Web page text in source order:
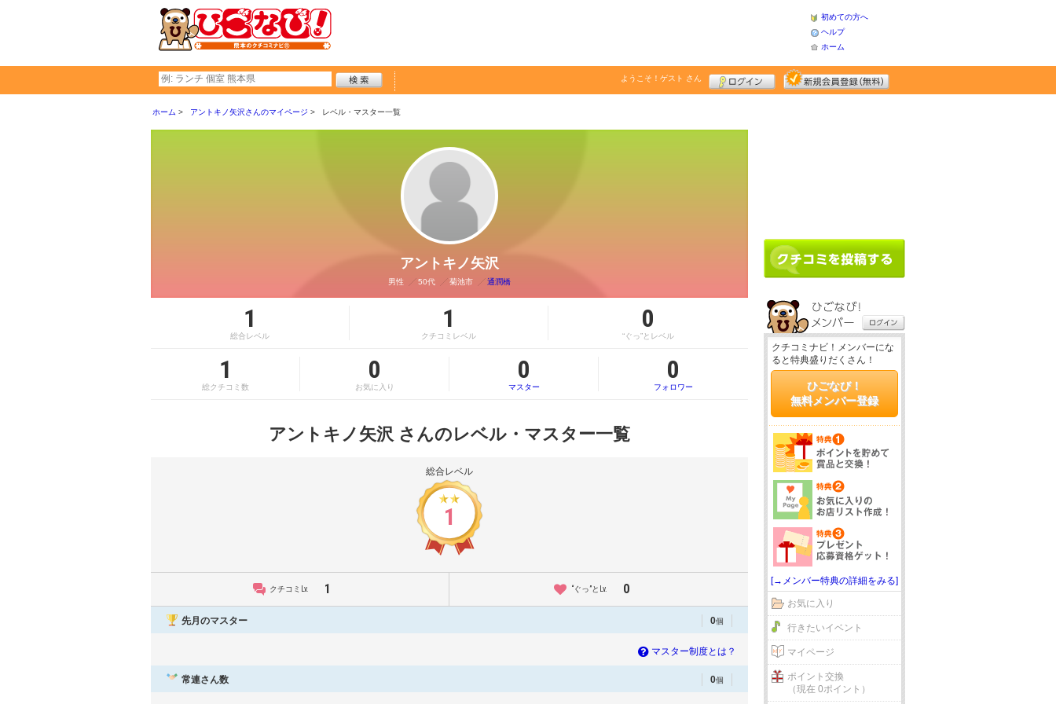
初めての方へ
ヘルプ
ホーム
ようこそ！ ゲスト さん
ホーム アントキノ矢沢さんのマイページ レベル・マスター一覧
アントキノ矢沢
男性 50代 菊池市 通潤橋
1
総合レベル
1
クチコミレベル
0
“ぐっ”とレベル
1
総クチコミ数
0
お気に入り
0
マスター
0
フォロワー
アントキノ矢沢 さんのレベル・マスター一覧
総合レベル
1
クチコミLv. 1 “ぐっ”とLv. 0
先月のマスター 0個
マスター制度とは？
常連さん数 0個
クチコミナビ！メンバーにな
ると特典盛りだくさん！
ひごなび！
無料メンバー登録
[→メンバー特典の詳細をみる]
お気に入り
行きたいイベント
マイページ
ポイント交換
（現在 0ポイント）